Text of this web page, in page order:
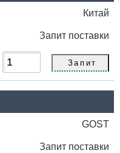
Китай
Запит поставки
GOST
Запит поставки